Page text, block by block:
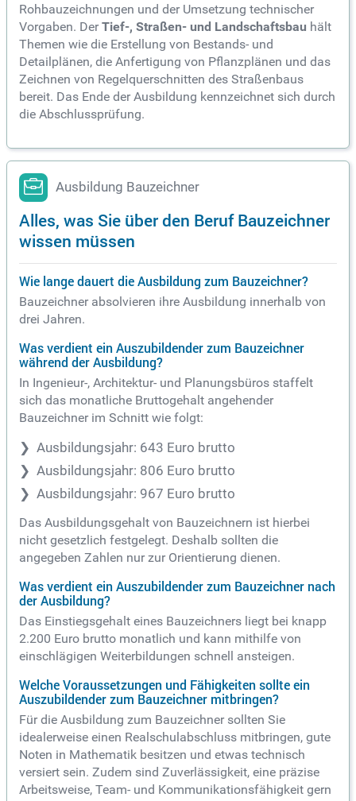
Rohbauzeichnungen und der Umsetzung technischer
Vorgaben. DerTief-, Straßen- und Landschaftsbau hält
Themen wie die Erstellung von Bestands- und
Detailplänen, die Anfertigung von Pflanzplänen und das
Zeichnen von Regelquerschnitten des Straßenbaus
bereit. Das Ende der Ausbildung kennzeichnet sich durch
die Abschlussprüfung.
Ausbildung Bauzeichner
Alles, was Sie über den Beruf Bauzeichner
wissen müssen
Wie lange dauert die Ausbildung zum Bauzeichner?
Bauzeichner absolvieren ihre Ausbildung innerhalb von
drei Jahren.
Was verdient ein Auszubildender zum Bauzeichner
während der Ausbildung?
In Ingenieur-, Architektur- und Planungsbüros staffelt
sich das monatliche Bruttogehalt angehender
Bauzeichner im Schnitt wie folgt:
Ausbildungsjahr: 643 Euro brutto
Ausbildungsjahr: 806 Euro brutto
Ausbildungsjahr: 967 Euro brutto
Das Ausbildungsgehalt von Bauzeichnern ist hierbei
nicht gesetzlich festgelegt. Deshalb sollten die
angegeben Zahlen nur zur Orientierung dienen.
Was verdient ein Auszubildender zum Bauzeichner nach
der Ausbildung?
Das Einstiegsgehalt eines Bauzeichners liegt bei knapp
2.200 Euro brutto monatlich und kann mithilfe von
einschlägigen Weiterbildungen schnell ansteigen.
Welche Voraussetzungen und Fähigkeiten sollte ein
Auszubildender zum Bauzeichner mitbringen?
Für die Ausbildung zum Bauzeichner sollten Sie
idealerweise einen Realschulabschluss mitbringen, gute
Noten in Mathematik besitzen und etwas technisch
versiert sein. Zudem sind Zuverlässigkeit, eine präzise
Arbeitsweise, Team- und Kommunikationsfähigkeit gern